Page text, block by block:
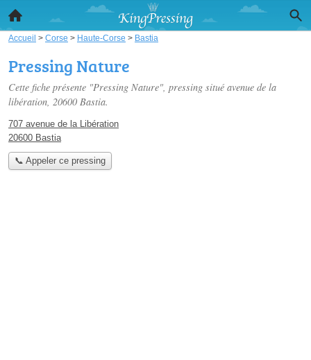
Accueil > Corse > Haute-Corse > Bastia
Pressing Nature
Cette fiche présente "Pressing Nature", pressing situé avenue de la
libération, 20600 Bastia.
707 avenue de la Libération
20600 Bastia
📞 Appeler ce pressing